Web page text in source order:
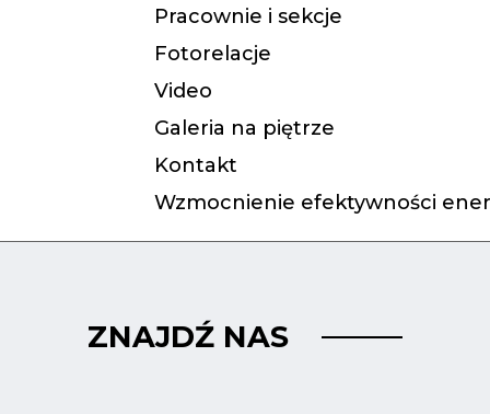
Pracownie i sekcje
Fotorelacje
Video
Galeria na piętrze
Kontakt
Wzmocnienie efektywności
ZNAJDŹ NAS